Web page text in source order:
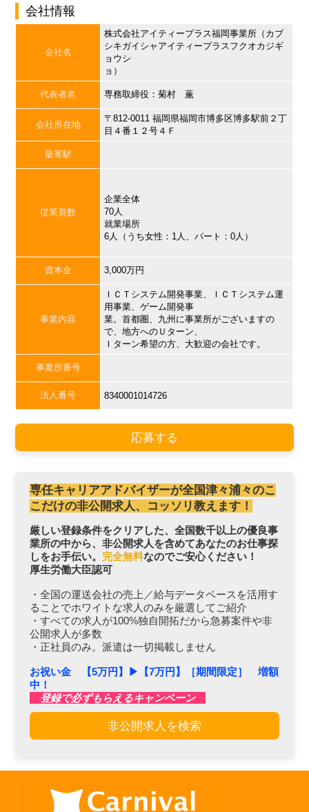
会社情報
会社名
株式会社アイティープラス福岡事業所（カブ
シキガイシャアイティープラスフクオカジギ
ョウシ
ョ）
代表者名 専務取締役：菊村 薫
会社所在地
〒812-0011 福岡県福岡市博多区博多駅前２丁
目４番１２号４Ｆ
最寄駅
従業員数
企業全体
70人
就業場所
6人（うち女性：1人、パート：0人）
資本金 3,000万円
事業内容
ＩＣＴシステム開発事業、ＩＣＴシステム運
用事業、ゲーム開発事
業。首都圏、九州に事業所がございますの
で、地方へのＵターン、
Ｉターン希望の方、大歓迎の会社です。
事業所番号
法人番号 8340001014726
応募する
専任キャリアアドバイザーが全国津々浦々のこ
こだけの非公開求人、コッソリ教えます！
厳しい登録条件をクリアした、全国数千以上の優良事
業所の中から、非公開求人を含めてあなたのお仕事探
しをお手伝い。 完全無料なのでご安心ください！
厚生労働大臣認可
・全国の運送会社の売上／給与データベースを活用す
ることでホワイトな求人のみを厳選してご紹介
・すべての求人が100%独自開拓だから急募案件や非
公開求人が多数
・正社員のみ。派遣は一切掲載しません
お祝い金 【5万円】▶︎【7万円】［期間限定］ 増額
中！
登録で必ずもらえるキャンペーン
非公開求人を検索